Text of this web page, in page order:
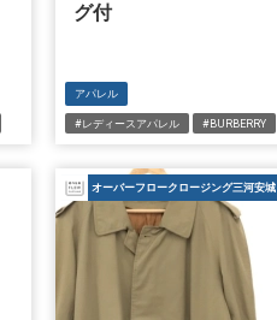
グ付
アパレル
#レディースアパレル #BURBERRY
オーバーフロークロージング三河安城